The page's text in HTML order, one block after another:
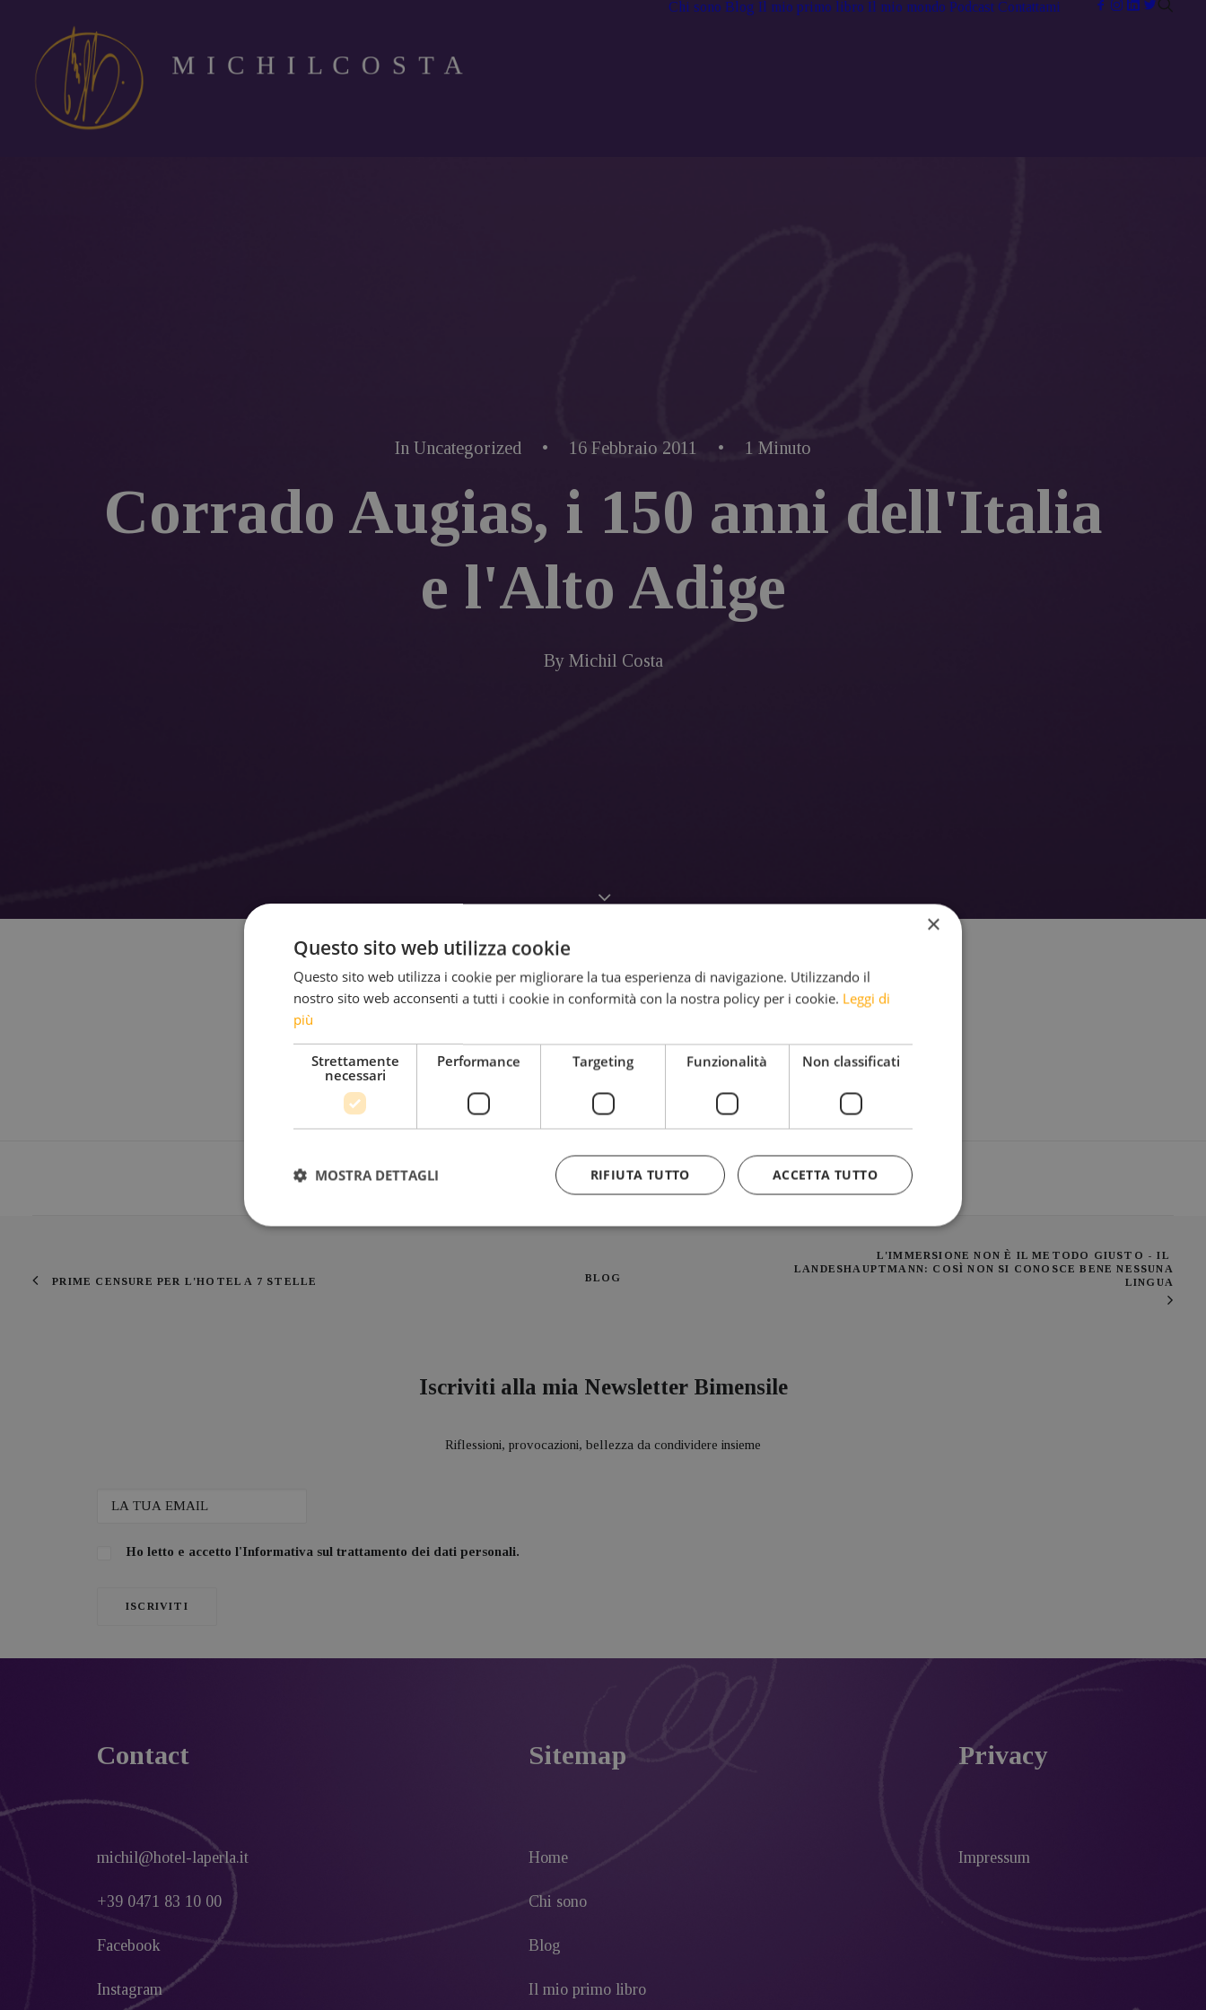
Chi sono Blog Il mio primo libro Il mio mondo Podcast Contattami
In Uncategorized • 16 Febbraio 2011 • 1 Minuto
Corrado Augias, i 150 anni dell'Italia
e l'Alto Adige
By Michil Costa
PRIME CENSURE PER L'HOTEL A 7 STELLE BLOG
L'IMMERSIONE NON È IL METODO GIUSTO - IL
LANDESHAUPTMANN: COSÌ NON SI CONOSCE BENE NESSUNA
LINGUA
Iscriviti alla mia Newsletter Bimensile
Riflessioni, provocazioni, bellezza da condividere insieme
Ho letto e accetto l'Informativa sul trattamento dei dati personali.
Contact
michil@hotel-laperla.it
+39 0471 83 10 00
Facebook
Instagram
Sitemap
Home
Chi sono
Blog
Il mio primo libro
Privacy
Impressum
×
Questo sito web utilizza cookie
Questo sito web utilizza i cookie per migliorare la tua esperienza di navigazione. Utilizzando il
nostro sito web acconsenti a tutti i cookie in conformità con la nostra policy per i cookie. Leggi di
più
Strettamente
necessari
Performance Targeting Funzionalità Non classificati
ACCETTA TUTTO
RIFIUTA TUTTO
MOSTRA DETTAGLI